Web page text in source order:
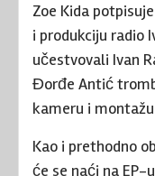
Zoe Kida
i produkciju radio
učestvovali Ivan
Đorđe Antić
kameru i
Kao i prethodno
će se naći na EP-